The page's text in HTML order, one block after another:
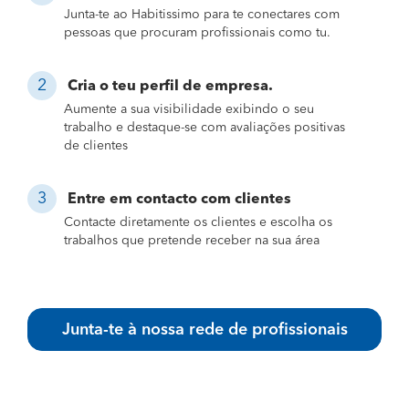
Junta-te ao Habitissimo para te conectares com
pessoas que procuram profissionais como tu.
Cria o teu perfil de empresa.
Aumente a sua visibilidade exibindo o seu
trabalho e destaque-se com avaliações positivas
de clientes
Entre em contacto com clientes
Contacte diretamente os clientes e escolha os
trabalhos que pretende receber na sua área
Junta-te à nossa rede de profissionais